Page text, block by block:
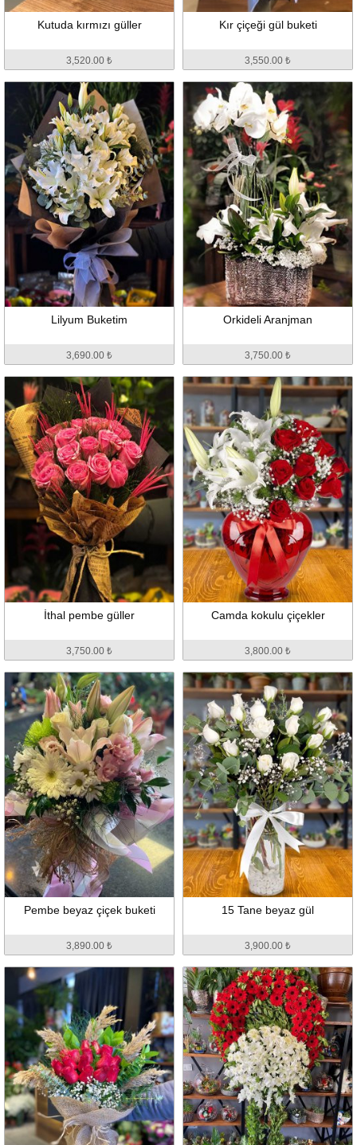
Kutuda kırmızı güller
3,520.00 ₺
Kır çiçeği gül buketi
3,550.00 ₺
Lilyum Buketim
3,690.00 ₺
Orkideli Aranjman
3,750.00 ₺
İthal pembe güller
3,750.00 ₺
Camda kokulu çiçekler
3,800.00 ₺
Pembe beyaz çiçek buketi
3,890.00 ₺
15 Tane beyaz gül
3,900.00 ₺